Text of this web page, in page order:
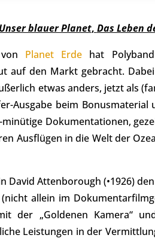
Unser blauer Planet, Das Leben
Planet Erde hat
auf den Markt gebracht.
etwas anders, jetzt als
Ausgabe beim Bonusmaterial
Dokumentationen,
Ausflügen in die Welt der
David Attenborough (•1926)
allein im
der „Goldenen Kamera“
Leistungen in der